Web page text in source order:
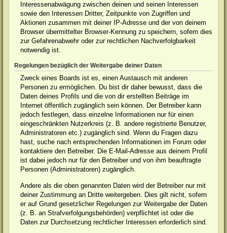
Interessenabwägung zwischen deinen und seinen Interessen
sowie den Interessen Dritter, Zeitpunkte von Zugriffen und
Aktionen zusammen mit deiner IP-Adresse und der von deinem
Browser übermittelter Browser-Kennung zu speichern, sofern dies
zur Gefahrenabwehr oder zur rechtlichen Nachverfolgbarkeit
notwendig ist.
Regelungen bezüglich der Weitergabe deiner Daten
Zweck eines Boards ist es, einen Austausch mit anderen
Personen zu ermöglichen. Du bist dir daher bewusst, dass die
Daten deines Profils und die von dir erstellten Beiträge im
Internet öffentlich zugänglich sein können. Der Betreiber kann
jedoch festlegen, dass einzelne Informationen nur für einen
eingeschränkten Nutzerkreis (z. B. andere registrierte Benutzer,
Administratoren etc.) zugänglich sind. Wenn du Fragen dazu
hast, suche nach entsprechenden Informationen im Forum oder
kontaktiere den Betreiber. Die E-Mail-Adresse aus deinem Profil
ist dabei jedoch nur für den Betreiber und von ihm beauftragte
Personen (Administratoren) zugänglich.
Andere als die oben genannten Daten wird der Betreiber nur mit
deiner Zustimmung an Dritte weitergeben. Dies gilt nicht, sofern
er auf Grund gesetzlicher Regelungen zur Weitergabe der Daten
(z. B. an Strafverfolgungsbehörden) verpflichtet ist oder die
Daten zur Durchsetzung rechtlicher Interessen erforderlich sind.